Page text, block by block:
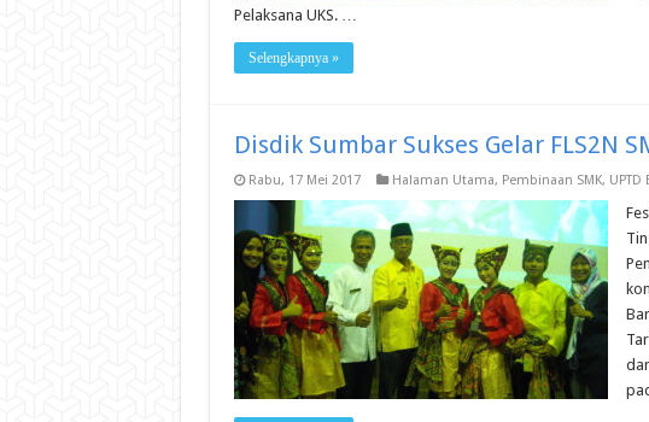
Pelaksana UKS. …
Selengkapnya »
Disdik Sumbar Sukses Gelar FLS2N
Rabu, 17 Mei 2017 Halaman Utama, Pembinaan SMK, UPTD